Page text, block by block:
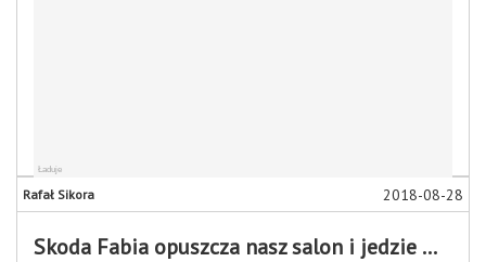
Rafał Sikora 2018-08-28
Skoda Fabia opuszcza nasz salon i jedzie w góry!